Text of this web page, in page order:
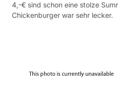
4,-€ sind schon eine stolze
Chickenburger war sehr lecker.